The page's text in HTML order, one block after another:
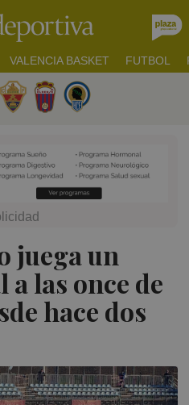
VALENCIA BASKET FUTBOL
juega un
las once de
hace dos